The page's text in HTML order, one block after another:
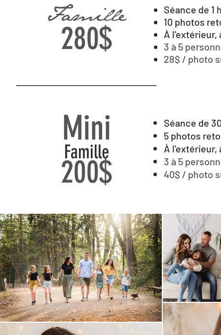
Famille
280$
Séance de 1
10 photos
À l'extérieur,
3 à 5
28$ / photo
Mini
Famille
200$
Séance de
5 photos
À l'extérieur,
3 à 5
40$ / photo